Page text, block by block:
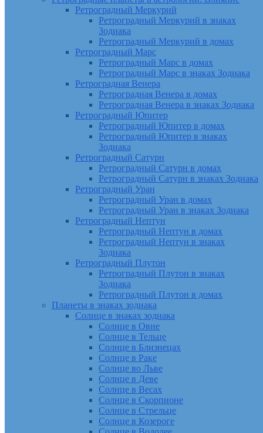
Ретроградный Меркурий
Ретроградный Меркурий в знаках
Зодиака
Ретроградный Меркурий в домах
Ретроградный Марс
Ретроградный Марс в домах
Ретроградный Марс в знаках Зодиака
Ретроградная Венера
Ретроградная Венера в домах
Ретроградная Венера в знаках Зодиака
Ретроградный Юпитер
Ретроградный Юпитер в домах
Ретроградный Юпитер в знаках
Зодиака
Ретроградный Сатурн
Ретроградный Сатурн в домах
Ретроградный Сатурн в знаках Зодиака
Ретроградный Уран
Ретроградный Уран в домах
Ретроградный Уран в знаках Зодиака
Ретроградный Нептун
Ретроградный Нептун в домах
Ретроградный Нептун в знаках
Зодиака
Ретроградный Плутон
Ретроградный Плутон в знаках
Зодиака
Ретроградный Плутон в домах
Планеты в знаках зодиака
Солнце в знаках зодиака
Солнце в Овне
Солнце в Тельце
Солнце в Близнецах
Солнце в Раке
Солнце во Льве
Солнце в Деве
Солнце в Весах
Солнце в Скорпионе
Солнце в Стрельце
Солнце в Козероге